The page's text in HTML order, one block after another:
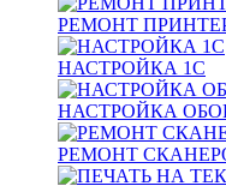
РЕМОНТ
НАСТРОЙКА 1С
НАСТРОЙКА
РЕМОНТ